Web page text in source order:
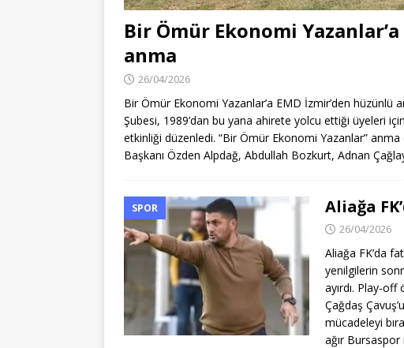
Bir Ömür Ekonomi
anma
26/04/2026
Bir Ömür Ekonomi Yazanlar’a EMD İzmir’den
Şubesi, 1989’dan bu yana ahirete yolcu ettiği üyeleri
etkinliği düzenledi. “Bir Ömür Ekonomi Yazanlar”
Başkanı Özden Alpdağ, Abdullah Bozkurt, Adnan
SPOR Aliağa
26/04/2026
Aliağa FK’da
yenilgilerin
ayırdı. Play-off
Çağdaş
mücadeleyi
ağır